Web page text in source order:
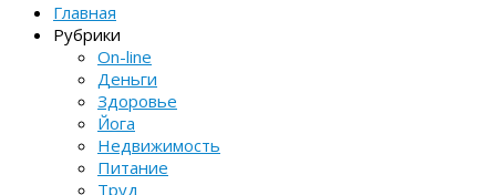
Главная
Рубрики
On-line
Деньги
Здоровье
Йога
Недвижимость
Питание
Труд